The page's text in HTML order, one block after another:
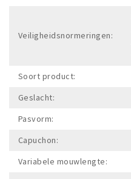
Veiligheidsnormeringen:
Soort product:
Geslacht:
Pasvorm:
Capuchon:
Variabele mouwlengte: